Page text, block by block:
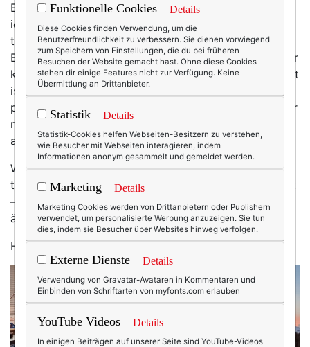
Einfach erzählen, was mich bewegt, was ich tue, was
ich lese, was mich freut … Mit diesem Mix kehre ich
tatsächlich ein bisschen zu den Wurzeln meines
Bloggens zurück, denn das waren ja genau solche eher
kurzen Notizen und Alltagsgedanken. Im Laufe der Zeit
ist die ganze Bloggerei dann immer aufwändiger und
professioneller geworden – macht mir auch Spaß, aber
manchmal ist es auch schön, einfach aus dem Leben,
aus meinem Leben, zu plaudern.
Warum dieses „Potpourri-Format“ in letzter Zeit
trotzdem ein bisschen aus dem Blog verschwunden ist
– ich weiß es nicht. Aber das kann man ja auch wieder
ändern.
Hast du Lust darauf?
Funktionelle Cookies Details
Diese Cookies finden Verwendung, um die
Benutzerfreundlichkeit zu verbessern. Sie dienen vorwiegend
zum Speichern von Einstellungen, die du bei früheren
Besuchen der Website gemacht hast. Ohne diese Cookies
stehen dir einige Features nicht zur Verfügung. Keine
Übermittlung an Drittanbieter.
Statistik Details
Statistik-Cookies helfen Webseiten-Besitzern zu verstehen,
wie Besucher mit Webseiten interagieren, indem
Informationen anonym gesammelt und gemeldet werden.
Marketing Details
Marketing Cookies werden von Drittanbietern oder Publishern
verwendet, um personalisierte Werbung anzuzeigen. Sie tun
dies, indem sie Besucher über Websites hinweg verfolgen.
Externe Dienste Details
Verwendung von Gravatar-Avataren in Kommentaren und
Einbinden von Schriftarten von myfonts.com erlauben
YouTube Videos Details
In einigen Beiträgen auf unserer Seite sind YouTube-Videos